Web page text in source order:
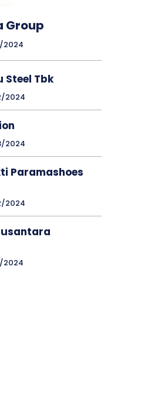
Group
2024
Steel Tbk
2024
2024
Paramashoes
2024
2024